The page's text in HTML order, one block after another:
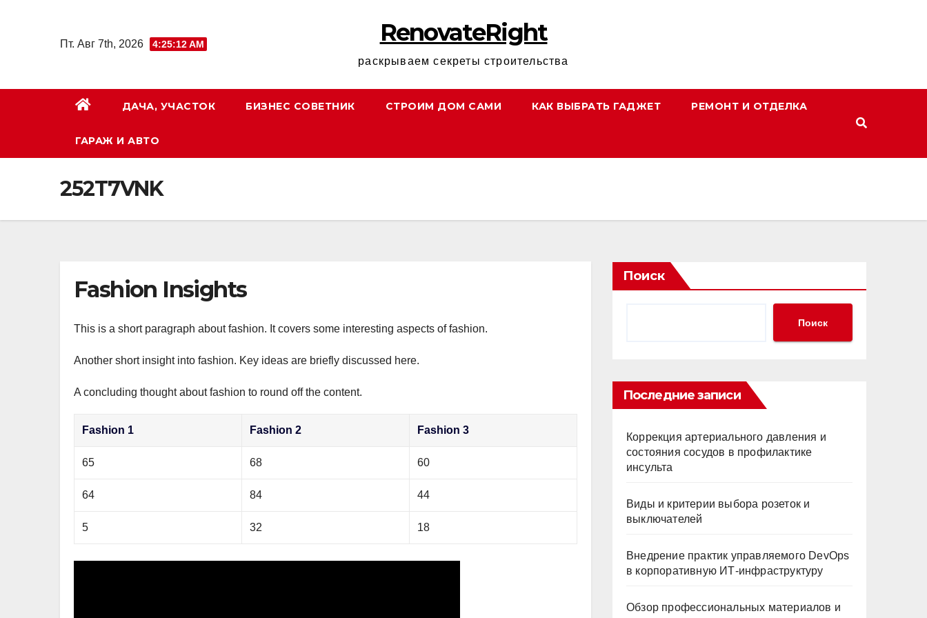
содержимому
Пт. Авг 7th, 2026 4:25:13 AM RenovateRight
раскрываем секреты строительства
ДАЧА, УЧАСТОК БИЗНЕС СОВЕТНИК СТРОИМ ДОМ САМИ КАК ВЫБРАТЬ ГАДЖЕТ РЕМОНТ И ОТДЕЛКА
ГАРАЖ И АВТО
252T7VNK
Fashion Insights
This is a short paragraph about fashion. It covers some interesting aspects of fashion.
Another short insight into fashion. Key ideas are briefly discussed here.
A concluding thought about fashion to round off the content.
Fashion 1 Fashion 2 Fashion 3
65 68 60
64 84 44
5 32 18
Поиск
Поиск
Последние записи
Коррекция артериального давления и
состояния сосудов в профилактике
инсульта
Виды и критерии выбора розеток и
выключателей
Внедрение практик управляемого DevOps
в корпоративную ИТ-инфраструктуру
Обзор профессиональных материалов и